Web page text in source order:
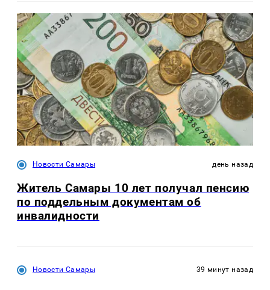
Новости Самары день назад
Житель Самары 10 лет получал пенсию
по поддельным документам об
инвалидности
Новости Самары 39 минут назад